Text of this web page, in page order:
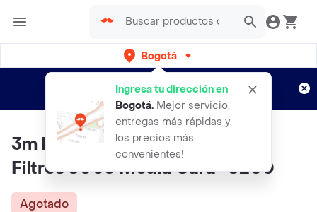
Bogotá
Ingresa tu dirección en
Bogotá. Mejor servicio,
entregas más rápidas y
los precios más
convenientes!
envíos gratis por semanas
Aplican TyC
3m Respirador Mascara Con
Filtros 6003 Media Cara -6200
Agotado